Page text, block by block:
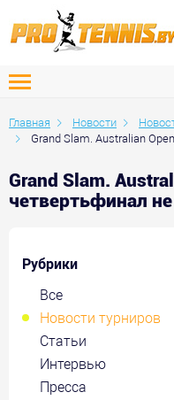
Главная Новости
Grand Slam. Australian
Grand Slam.
четвертьфинал
Рубрики
Все
Новости турниров
Статьи
Интервью
Пресса